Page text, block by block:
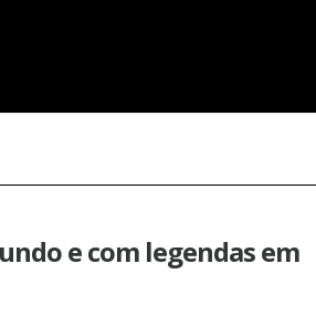
e com legendas em